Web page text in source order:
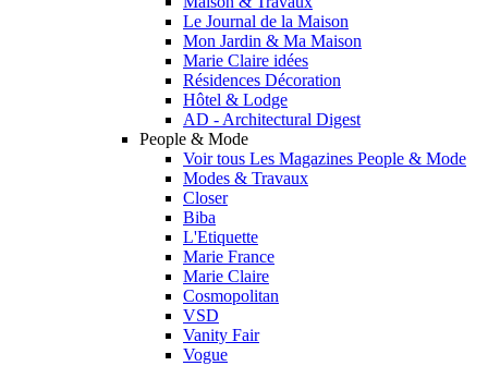
Le Journal de la Maison
Mon Jardin & Ma Maison
Marie Claire idées
Résidences Décoration
Hôtel & Lodge
AD - Architectural Digest
People & Mode
Voir tous Les Magazines People & Mode
Modes & Travaux
Closer
Biba
L'Etiquette
Marie France
Marie Claire
Cosmopolitan
VSD
Vanity Fair
Vogue